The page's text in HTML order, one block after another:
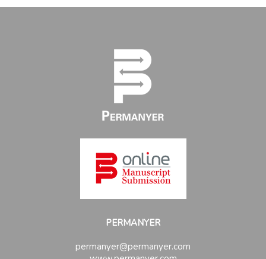
PERMANYER
permanyer@permanyer.com